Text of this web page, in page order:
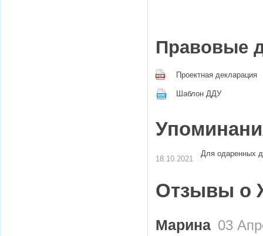
Правовые
Проектная декларация
Шаблон ДДУ
18.10.2021
Для одаренных
Отзывы о
Марина 03